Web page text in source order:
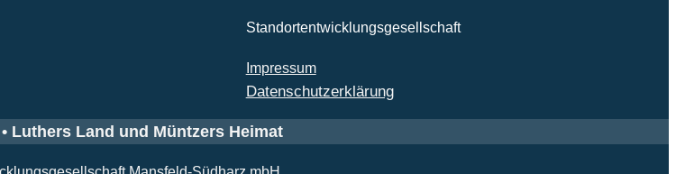
Standortentwicklungsgesellschaft
Impressum
Datenschutzerklärung
Luthers Land und Müntzers Heimat